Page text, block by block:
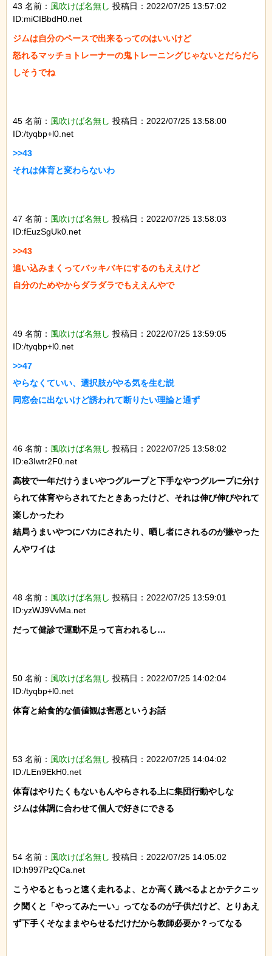
43 名前： 風吹けば名無し 投稿日：2022/07/25 13:57:02
ID:miCIBbdH0.net
ジムは自分のペースで出来るってのはいいけど
怒れるマッチョトレーナーの鬼トレーニングじゃないとだらだら
しそうでね
45 名前： 風吹けば名無し 投稿日：2022/07/25 13:58:00
ID:/tyqbp+l0.net
>>43
それは体育と変わらないわ
47 名前： 風吹けば名無し 投稿日：2022/07/25 13:58:03
ID:fEuzSgUk0.net
>>43
追い込みまくってバッキバキにするのもええけど
自分のためやからダラダラでもええんやで
49 名前： 風吹けば名無し 投稿日：2022/07/25 13:59:05
ID:/tyqbp+l0.net
>>47
やらなくていい、選択肢がやる気を生む説
同窓会に出ないけど誘われて断りたい理論と通ず
46 名前： 風吹けば名無し 投稿日：2022/07/25 13:58:02
ID:e3Iwtr2F0.net
高校で一年だけうまいやつグループと下手なやつグループに分け
られて体育やらされてたときあったけど、それは伸び伸びやれて
楽しかったわ
結局うまいやつにバカにされたり、晒し者にされるのが嫌やった
んやワイは
48 名前： 風吹けば名無し 投稿日：2022/07/25 13:59:01
ID:yzWJ9VvMa.net
だって健診で運動不足って言われるし…
50 名前： 風吹けば名無し 投稿日：2022/07/25 14:02:04
ID:/tyqbp+l0.net
体育と給食的な価値観は害悪というお話
53 名前： 風吹けば名無し 投稿日：2022/07/25 14:04:02
ID:/LEn9EkH0.net
体育はやりたくもないもんやらされる上に集団行動やしな
ジムは体調に合わせて個人で好きにできる
54 名前： 風吹けば名無し 投稿日：2022/07/25 14:05:02
ID:h997PzQCa.net
こうやるともっと速く走れるよ、とか高く跳べるよとかテクニッ
ク聞くと「やってみたーい」ってなるのが子供だけど、とりあえ
ず下手くそなままやらせるだけだから教師必要か？ってなる